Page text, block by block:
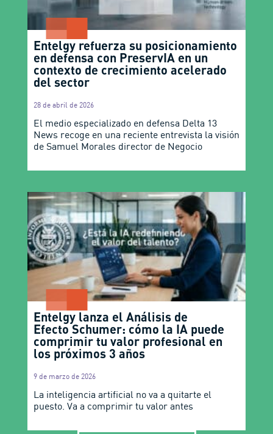
Entelgy refuerza su posicionamiento
en defensa con PreservIA en un
contexto de crecimiento acelerado
del sector
28 de abril de 2026
El medio especializado en defensa Delta 13
News recoge en una reciente entrevista la visión
de Samuel Morales director de Negocio
Entelgy lanza el Análisis de
Efecto Schumer: cómo la IA puede
comprimir tu valor profesional en
los próximos 3 años
9 de marzo de 2026
La inteligencia artificial no va a quitarte el
puesto. Va a comprimir tu valor antes